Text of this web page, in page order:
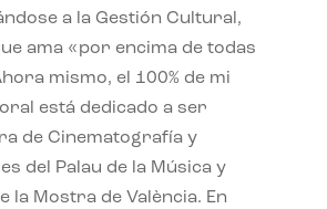
a la Gestión Cultural,
ama «por encima de todas
mismo, el 100% de mi
está dedicado a ser
de Cinematografía y
del Palau de la Música y
la Mostra de València. En